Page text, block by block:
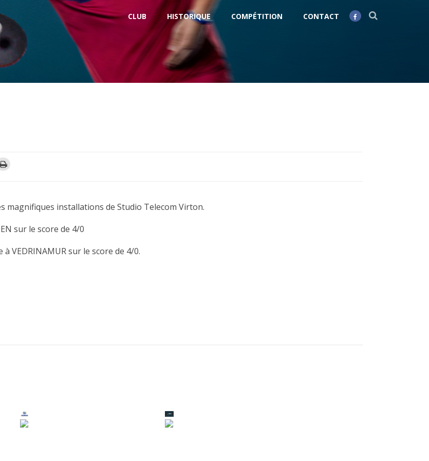
CLUB HISTORIQUE COMPÉTITION CONTACT
magnifiques installations de Studio Telecom Virton.
sur le score de 4/0
à VEDRINAMUR sur le score de 4/0.